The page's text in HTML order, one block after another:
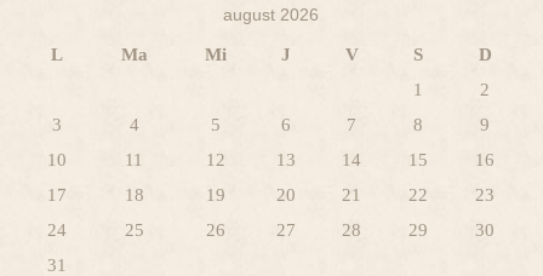
august 2026
L Ma Mi J V S
D
1
2
3
4 5 6 7 8
9
10
11 12 13 14 15
16
17
18 19 20 21 22
23
24
25 26 27 28 29
30
31